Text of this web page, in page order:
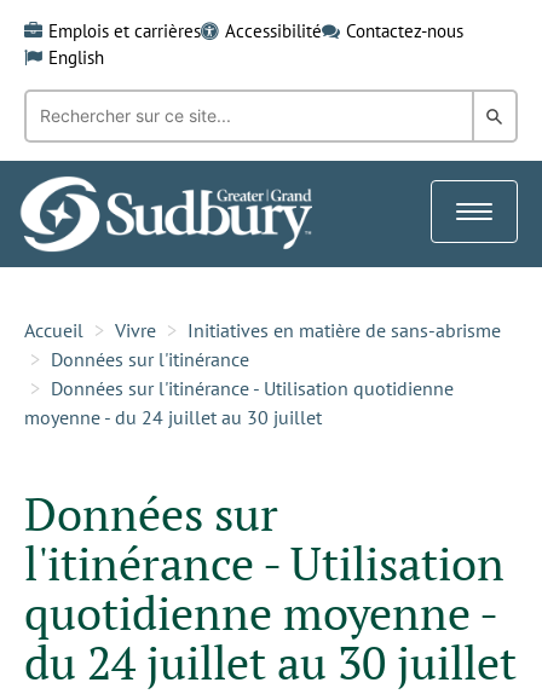
content
Emplois et carrières Accessibilité
Contactez-nous
English
Recherche
mot-
clé:
dans
Toggle
Accueil Vivre
Initiatives en matière de sans-abrisme
Données sur l'itinérance
Données sur l'itinérance - Utilisation quotidienne
moyenne - du 24 juillet au 30 juillet
Données sur
l'itinérance - Utilisation
quotidienne moyenne -
du 24 juillet au 30 juillet